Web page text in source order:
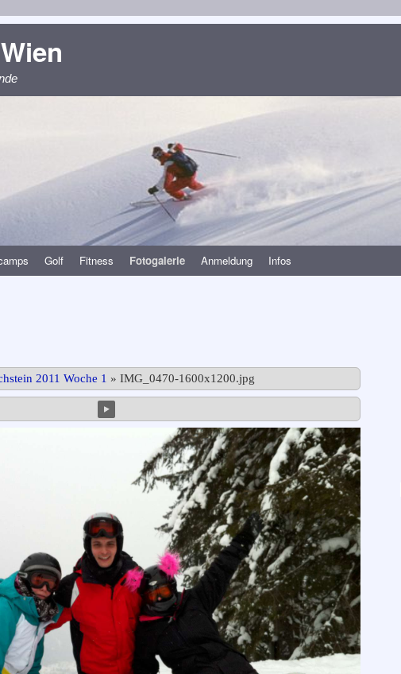
Golf Fitness Fotogalerie Anmeldung Infos
2011 Woche 1 » IMG_0470-1600x1200.jpg